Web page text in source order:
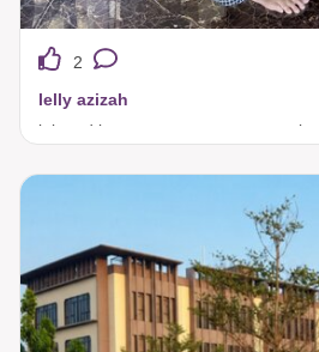
2
lelly azizah
ini ootd ku rapat pengurus paguyuban